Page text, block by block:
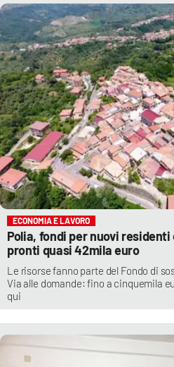
ECONOMIA E LAVORO
Polia, fondi per nuovi
pronti quasi 42mila euro
Le risorse fanno parte del Fondo di
Via alle domande: fino a cinquemila
qui